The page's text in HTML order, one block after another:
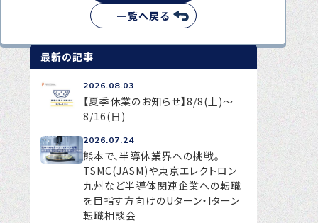
一覧へ戻る
最新の記事
2026.08.03
【夏季休業のお知らせ】8/8(土)～
8/16(日)
2026.07.24
熊本で、半導体業界への挑戦。
TSMC(JASM)や東京エレクトロン
九州など半導体関連企業への転職
を目指す方向けのUターン・Iターン
転職相談会